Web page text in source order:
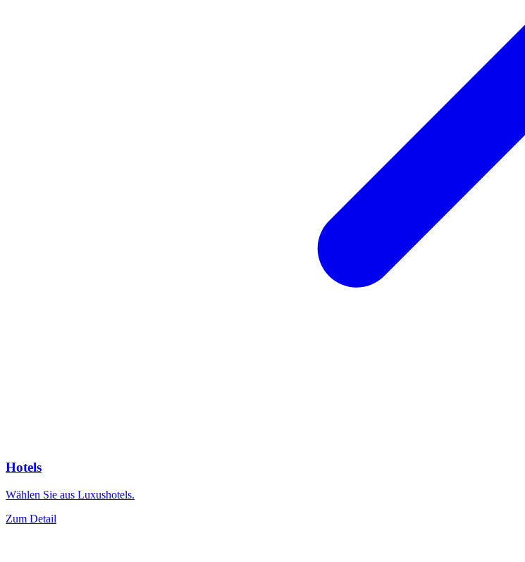
Hotels
Wählen Sie aus Luxushotels.
Zum Detail